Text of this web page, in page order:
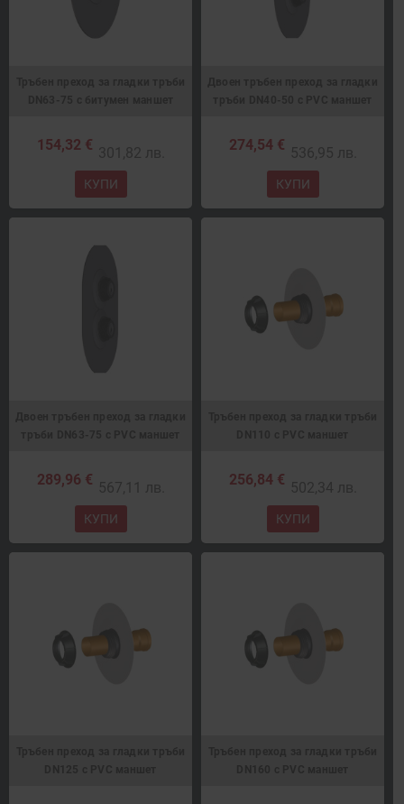
154,32 € 301,82 лв.
КУПИ
274,54 € 536,95 лв.
КУПИ
289,96 € 567,11 лв.
КУПИ
256,84 € 502,34 лв.
КУПИ